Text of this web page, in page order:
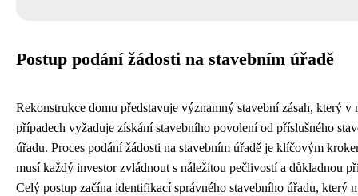
Postup podání žádosti na stavebním úřadě
Rekonstrukce domu představuje významný stavební zásah, který v
případech vyžaduje získání stavebního povolení od příslušného
úřadu. Proces podání žádosti na stavebním úřadě je klíčovým
musí každý investor zvládnout s náležitou pečlivostí a důkladnou
Celý postup začína identifikací správného stavebního úřadu, který